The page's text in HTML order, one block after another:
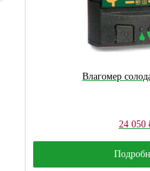
Влагомер
24 050